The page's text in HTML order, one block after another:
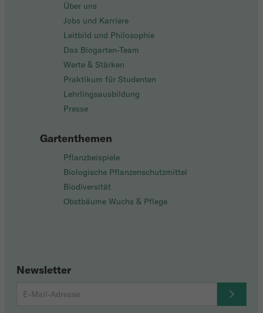
Über uns
Jobs und Karriere
Leitbild und Philosophie
Das Biogarten-Team
Werte & Stärken
Praktikum für Studenten
Lehrlingsausbildung
Presse
Gartenthemen
Pflanzbeispiele
Biologische Pflanzenschutzmittel
Biodiversität
Obstbäume Wuchs & Pflege
Newsletter